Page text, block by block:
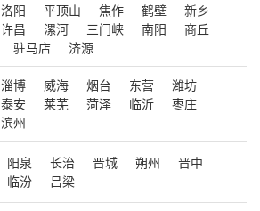
洛阳 平顶山 焦作 鹤壁
新乡
许昌 漯河 三门峡 南阳
商丘
驻马店 济源
淄博 威海 烟台 东营
潍坊
泰安 莱芜 菏泽 临沂
枣庄
滨州
阳泉 长治 晋城 朔州
晋中
临汾 吕梁